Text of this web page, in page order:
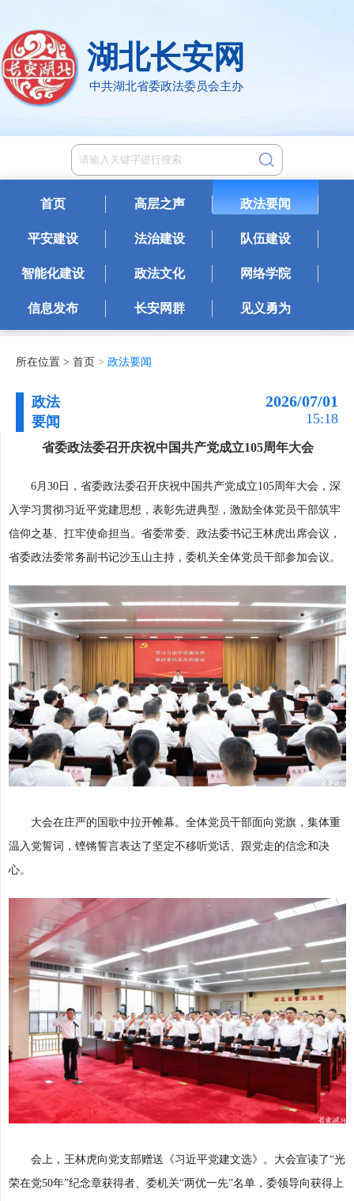
湖北长安网
中共湖北省委政法委员会主办
首页 高层之声 政法要闻
平安建设 法治建设 队伍建设
智能化建设 政法文化 网络学院
信息发布 长安网群 见义勇为
所在位置 > 首页 > 政法要闻
政法
要闻
2026/07/01
15:18
省委政法委召开庆祝中国共产党成立105周年大会
6月30日，省委政法委召开庆祝中国共产党成立105周年大会，深
入学习贯彻习近平党建思想，表彰先进典型，激励全体党员干部筑牢
信仰之基、扛牢使命担当。省委常委、政法委书记王林虎出席会议，
省委政法委常务副书记沙玉山主持，委机关全体党员干部参加会议。
大会在庄严的国歌中拉开帷幕。全体党员干部面向党旗，集体重
温入党誓词，铿锵誓言表达了坚定不移听党话、跟党走的信念和决
心。
会上，王林虎向党支部赠送《习近平党建文选》。大会宣读了“光
荣在党50年”纪念章获得者、委机关“两优一先”名单，委领导向获得上